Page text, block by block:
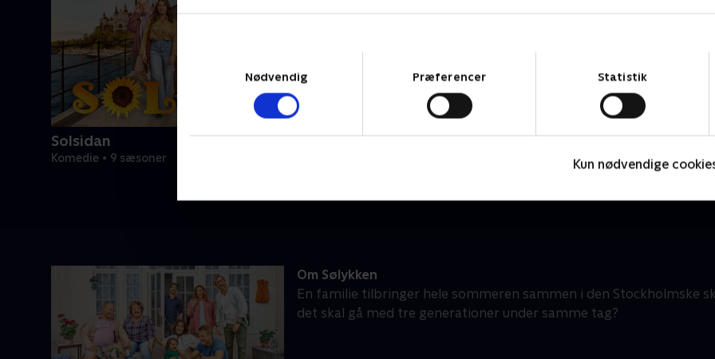
Nødvendig
Præferencer Statistik
Kun nødvendige
Solsidan
Komedie • 9 sæsoner
Om Sølykken
En familie tilbringer hele sommeren sammen i den Stockholmske
det skal gå med tre generationer under samme tag?